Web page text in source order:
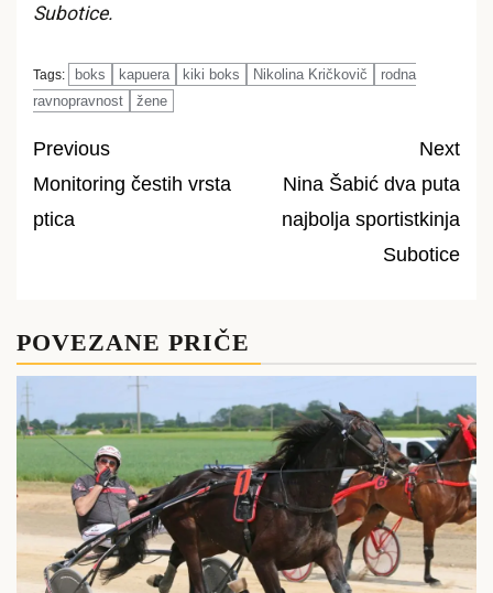
Subotice.
Tags: boks kapuera kiki boks Nikolina Kričkovič
rodna
ravnopravnost
žene
Post
navigation
Previous
Monitoring čestih vrsta
ptica
Next
Nina Šabić dva puta
najbolja sportistkinja
Subotice
POVEZANE PRIČE